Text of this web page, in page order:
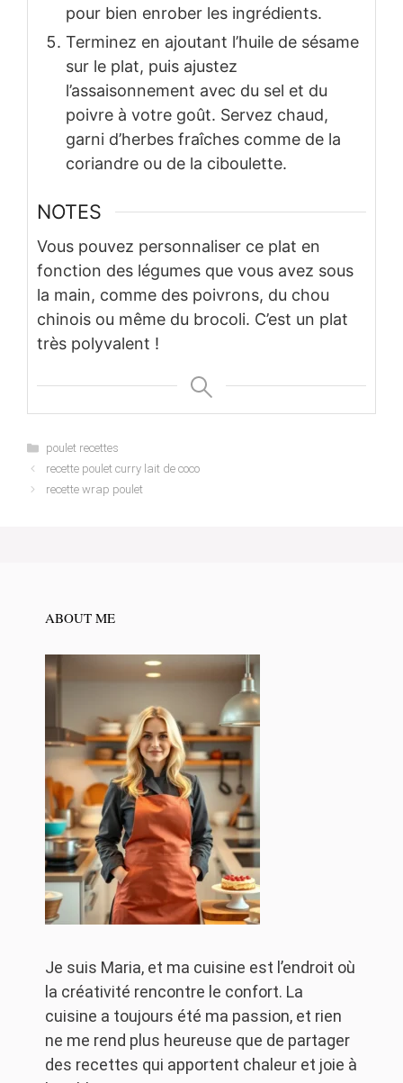
pour bien enrober les ingrédients.
Terminez en ajoutant l’huile de sésame
sur le plat, puis ajustez
l’assaisonnement avec du sel et du
poivre à votre goût. Servez chaud,
garni d’herbes fraîches comme de la
coriandre ou de la ciboulette.
NOTES
Vous pouvez personnaliser ce plat en
fonction des légumes que vous avez sous
la main, comme des poivrons, du chou
chinois ou même du brocoli. C’est un plat
très polyvalent !
Categories
poulet recettes
recette poulet curry lait de coco
recette wrap poulet
ABOUT ME
Je suis Maria, et ma cuisine est l’endroit où
la créativité rencontre le confort. La
cuisine a toujours été ma passion, et rien
ne me rend plus heureuse que de partager
des recettes qui apportent chaleur et joie à